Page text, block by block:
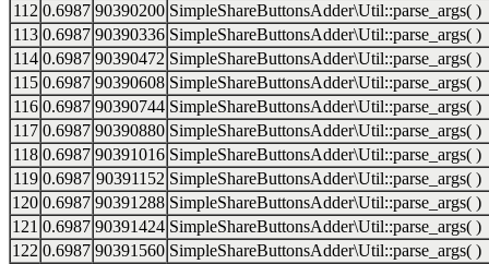
112 0.6987 90390200 SimpleShareButtonsAdder\Util::parse_args( )
113 0.6987 90390336 SimpleShareButtonsAdder\Util::parse_args( )
114 0.6987 90390472 SimpleShareButtonsAdder\Util::parse_args( )
115 0.6987 90390608 SimpleShareButtonsAdder\Util::parse_args( )
116 0.6987 90390744 SimpleShareButtonsAdder\Util::parse_args( )
117 0.6987 90390880 SimpleShareButtonsAdder\Util::parse_args( )
118 0.6987 90391016 SimpleShareButtonsAdder\Util::parse_args( )
119 0.6987 90391152 SimpleShareButtonsAdder\Util::parse_args( )
120 0.6987 90391288 SimpleShareButtonsAdder\Util::parse_args( )
121 0.6987 90391424 SimpleShareButtonsAdder\Util::parse_args( )
122 0.6987 90391560 SimpleShareButtonsAdder\Util::parse_args( )